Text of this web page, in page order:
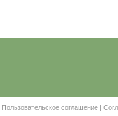
Пользовательское соглашение |